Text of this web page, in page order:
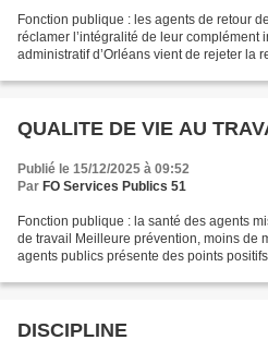
Fonction publique : les agents de retour
réclamer l’intégralité de leur complément
administratif d’Orléans vient de rejeter la
QUALITE DE VIE AU
Publié le 15/12/2025 à 09:52
Par FO Services Publics 51
Fonction publique : la santé des agents
de travail Meilleure prévention, moins de
agents publics présente des points
DISCIPLINE